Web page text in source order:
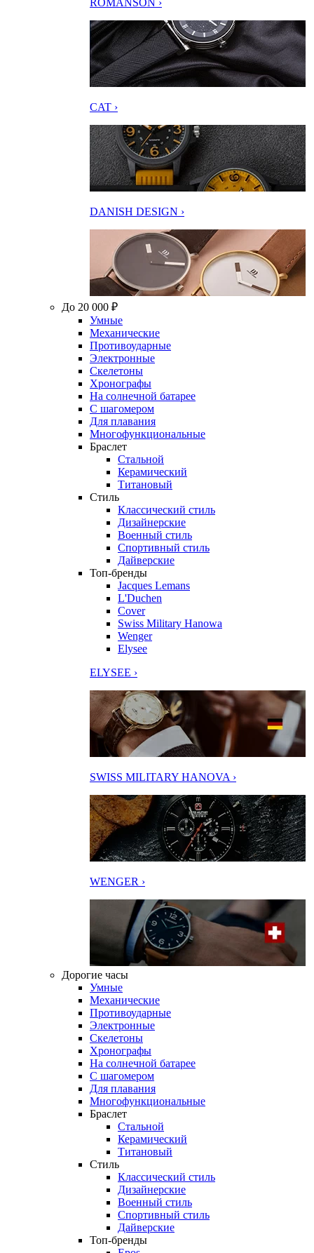
ROMANSON ›
CAT ›
DANISH DESIGN ›
До 20 000 ₽
Умные
Механические
Противоударные
Электронные
Скелетоны
Хронографы
На солнечной батарее
С шагомером
Для плавания
Многофункциональные
Браслет
Стальной
Керамический
Титановый
Стиль
Классический стиль
Дизайнерские
Военный стиль
Спортивный стиль
Дайверские
Топ-бренды
Jacques Lemans
L'Duchen
Cover
Swiss Military Hanowa
Wenger
Elysee
ELYSEE ›
SWISS MILITARY HANOVA ›
WENGER ›
Дорогие часы
Умные
Механические
Противоударные
Электронные
Скелетоны
Хронографы
На солнечной батарее
С шагомером
Для плавания
Многофункциональные
Браслет
Стальной
Керамический
Титановый
Стиль
Классический стиль
Дизайнерские
Военный стиль
Спортивный стиль
Дайверские
Топ-бренды